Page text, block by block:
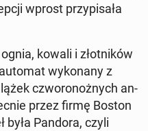
wprost przy­pi­sa­ła
kowali i złot­ni­ków
wy­ko­na­ny z
czwo­ro­noż­nych an­
przez firmę Boston
była Pandora, czyli